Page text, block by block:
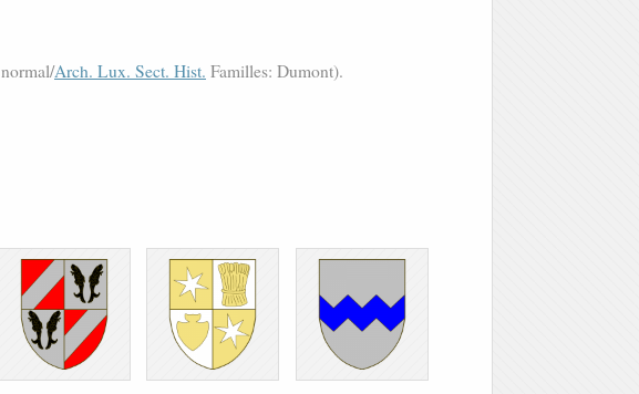
normal/Arch. Lux. Sect. Hist. Familles: Dumont).